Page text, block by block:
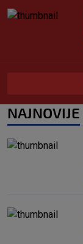
NAJNOVIJE